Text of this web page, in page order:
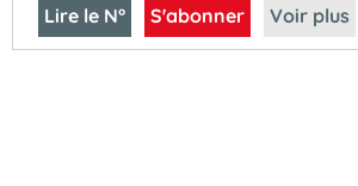
Lire le N° S'abonner Voir plus